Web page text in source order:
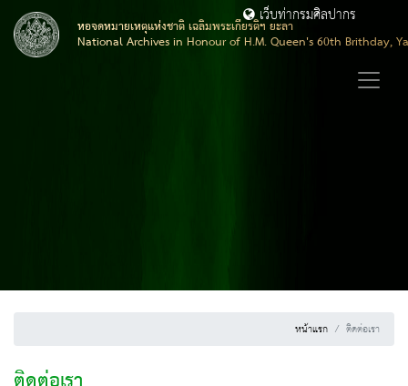
หอจดหมายเหตุแห่งชาติ เฉลิมพระเกียรติฯ ยะลา
National Archives in Honour of H.M. Queen's 60th Brithday,
เว็บท่ากรมศิลปากร
หน้าแรก ติดต่อเรา